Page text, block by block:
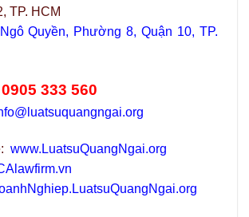
TP. HCM
Quyền, Phường 8, Quận 10, TP.
0905 333 560
www.LuatsuQuangNgai.org